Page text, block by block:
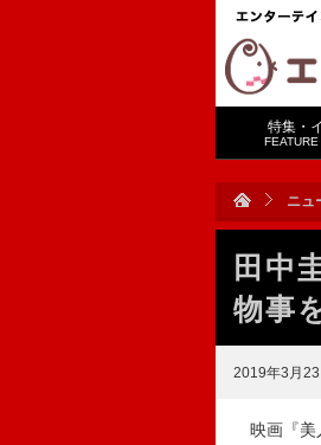
特集・
ニュ
田中
物事
2019年3月
映画『美